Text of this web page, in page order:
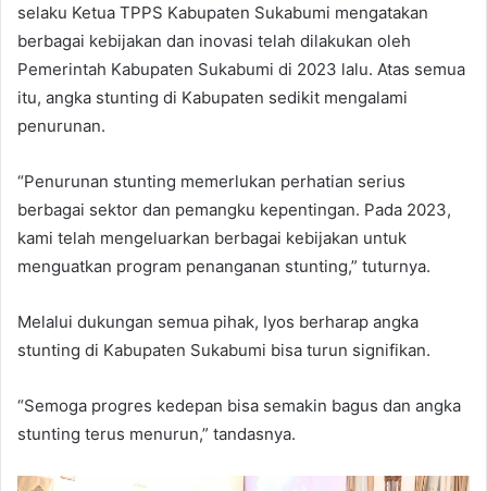
selaku Ketua TPPS Kabupaten Sukabumi mengatakan
berbagai kebijakan dan inovasi telah dilakukan oleh
Pemerintah Kabupaten Sukabumi di 2023 lalu. Atas semua
itu, angka stunting di Kabupaten sedikit mengalami
penurunan.
“Penurunan stunting memerlukan perhatian serius
berbagai sektor dan pemangku kepentingan. Pada 2023,
kami telah mengeluarkan berbagai kebijakan untuk
menguatkan program penanganan stunting,” tuturnya.
Melalui dukungan semua pihak, Iyos berharap angka
stunting di Kabupaten Sukabumi bisa turun signifikan.
“Semoga progres kedepan bisa semakin bagus dan angka
stunting terus menurun,” tandasnya.